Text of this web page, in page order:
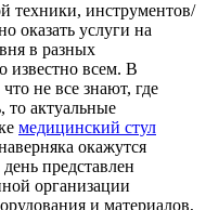
техники, инструментов/
оказать услуги на
в разных
известно всем. В
не все знают, где
то актуальные
медицинский стул
окажутся
представлен
организации
и материалов,